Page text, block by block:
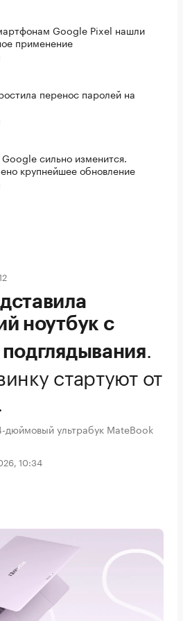
Google Pixel нашли
применение
перенос паролей на
сильно изменится.
крупнейшее обновление
ноутбук с
.
стартуют от
дюймовый ультрабук MateBook
10:34